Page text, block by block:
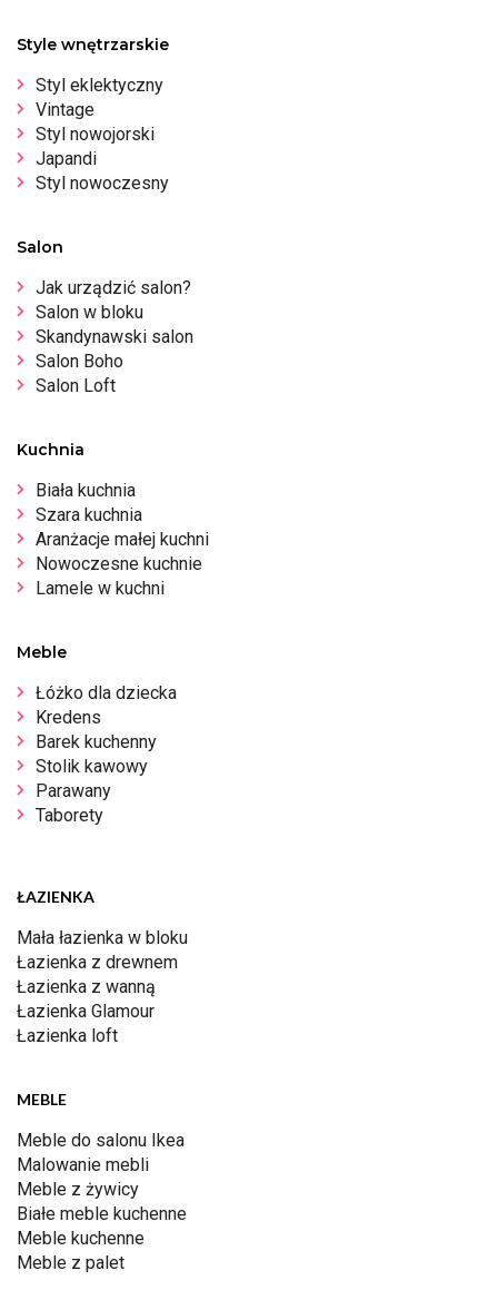
Style wnętrzarskie
Styl eklektyczny
Vintage
Styl nowojorski
Japandi
Styl nowoczesny
Salon
Jak urządzić salon?
Salon w bloku
Skandynawski salon
Salon Boho
Salon Loft
Kuchnia
Biała kuchnia
Szara kuchnia
Aranżacje małej kuchni
Nowoczesne kuchnie
Lamele w kuchni
Meble
Łóżko dla dziecka
Kredens
Barek kuchenny
Stolik kawowy
Parawany
Taborety
ŁAZIENKA
Mała łazienka w bloku
Łazienka z drewnem
Łazienka z wanną
Łazienka Glamour
Łazienka loft
MEBLE
Meble do salonu Ikea
Malowanie mebli
Meble z żywicy
Białe meble kuchenne
Meble kuchenne
Meble z palet